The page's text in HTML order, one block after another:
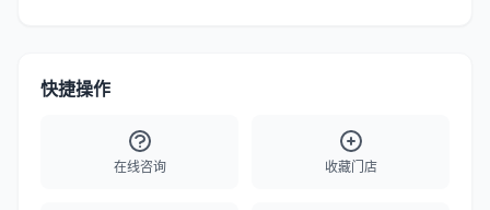
快捷操作
在线咨询 收藏门店